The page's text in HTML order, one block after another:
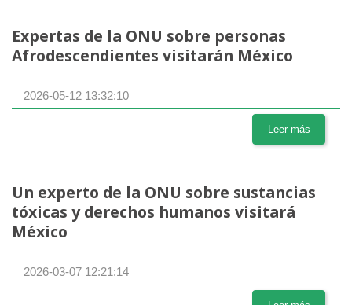
Expertas de la ONU sobre personas
Afrodescendientes visitarán México
2026-05-12 13:32:10
Leer más
Un experto de la ONU sobre sustancias
tóxicas y derechos humanos visitará
México
2026-03-07 12:21:14